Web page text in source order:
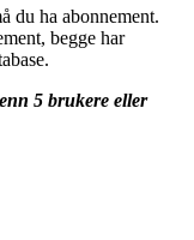
du ha abonnement.
begge har
5 brukere eller